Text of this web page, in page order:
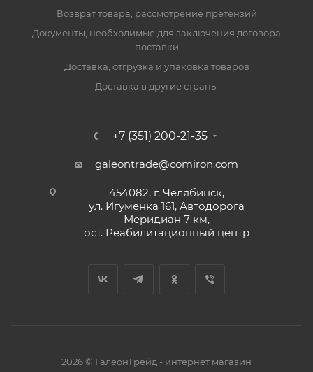
Возврат товара, рассмотрение претензий
Документы, необходимые для заключения договора
поставки
Доставка, отгрузка и упаковка товаров
Доставка в другие страны
+7 (351) 200-21-35
galeontrade@comiron.com
454082, г. Челябинск,
ул. Игуменка 161, Автодорога
Меридиан 7 км,
ост. Реабилитационный центр
2026 © ГалеонТрейд - интернет магазин